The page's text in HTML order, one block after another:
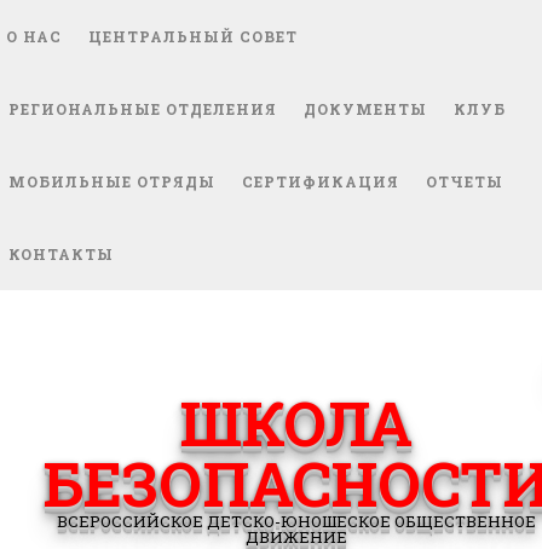
О НАС ЦЕНТРАЛЬНЫЙ СОВЕТ
РЕГИОНАЛЬНЫЕ ОТДЕЛЕНИЯ ДОКУМЕНТЫ КЛУБ
МОБИЛЬНЫЕ ОТРЯДЫ СЕРТИФИКАЦИЯ ОТЧЕТЫ
КОНТАКТЫ
ШКОЛА
ВСЕРОССИЙСКОЕ ДЕТСКО-ЮНОШЕСКОЕ ОБЩЕСТВЕННОЕ
ДВИЖЕНИЕ